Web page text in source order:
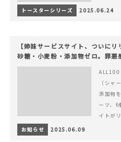
トースターシリーズ 2025.06.24
【姉妹サービスサイト、ついに
砂糖・小麦粉・添加物ゼロ。罪
ツ”『#100（シャープ100）』
（シャ
添加物
ーツ、6
イトが
お知らせ
2025.06.09